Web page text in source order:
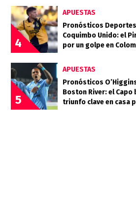
4
APUESTAS
Pronósticos
Coquimbo Unido: el
por un golpe en
5
APUESTAS
Pronósticos
Boston River: el Capo
triunfo clave en casa